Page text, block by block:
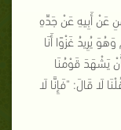
عَنْ أَبِيهِ عَنْ جَدِّهِ
يُرِيدُ غَزْوًا أَنَا
يَشْهَدَ قَوْمُنَا
لَا قَالَ: "فَإِنَّا لَا